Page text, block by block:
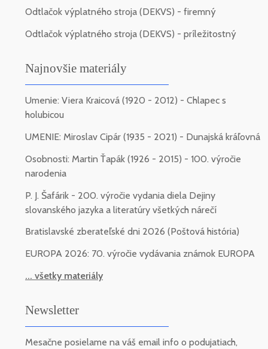
Odtlačok výplatného stroja (DEKVS) - firemný
Odtlačok výplatného stroja (DEKVS) - príležitostný
Najnovšie materiály
Umenie: Viera Kraicová (1920 - 2012) - Chlapec s
holubicou
UMENIE: Miroslav Cipár (1935 - 2021) - Dunajská kráľovná
Osobnosti: Martin Ťapák (1926 - 2015) - 100. výročie
narodenia
P. J. Šafárik - 200. výročie vydania diela Dejiny
slovanského jazyka a literatúry všetkých nárečí
Bratislavské zberateľské dni 2026 (Poštová história)
EUROPA 2026: 70. výročie vydávania známok EUROPA
... všetky materiály
Newsletter
Mesačne posielame na váš email info o podujatiach,